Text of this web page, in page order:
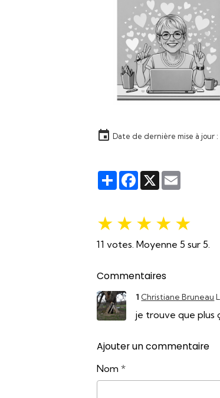
Date de dernière mise à jour
PartagerFacebook
X
★ ★ ★ ★ ★
11 votes. Moyenne5 sur 5.
Commentaires
1 Christiane Bruneau
je trouve que plus
Ajouter un commentaire
Nom